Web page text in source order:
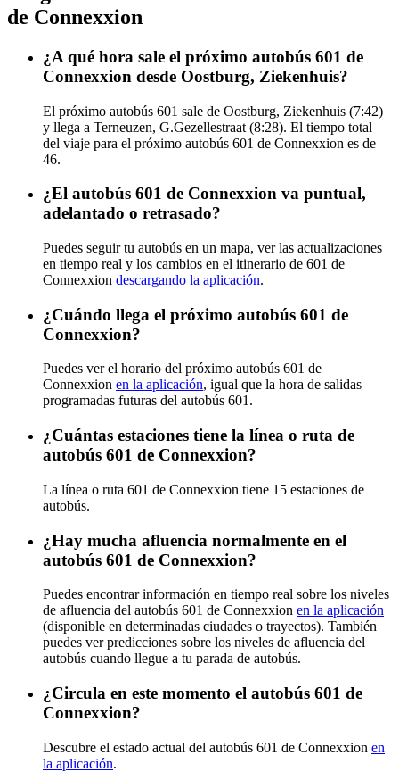
de Connexxion
¿A qué hora sale el próximo autobús 601 de
Connexxion desde Oostburg, Ziekenhuis?
El próximo autobús 601 sale de Oostburg, Ziekenhuis (7:42)
y llega a Terneuzen, G.Gezellestraat (8:28). El tiempo total
del viaje para el próximo autobús 601 de Connexxion es de
46.
¿El autobús 601 de Connexxion va puntual,
adelantado o retrasado?
Puedes seguir tu autobús en un mapa, ver las actualizaciones
en tiempo real y los cambios en el itinerario de 601 de
Connexxion descargando la aplicación.
¿Cuándo llega el próximo autobús 601 de
Connexxion?
Puedes ver el horario del próximo autobús 601 de
Connexxion en la aplicación, igual que la hora de salidas
programadas futuras del autobús 601.
¿Cuántas estaciones tiene la línea o ruta de
autobús 601 de Connexxion?
La línea o ruta 601 de Connexxion tiene 15 estaciones de
autobús.
¿Hay mucha afluencia normalmente en el
autobús 601 de Connexxion?
Puedes encontrar información en tiempo real sobre los niveles
de afluencia del autobús 601 de Connexxion en la aplicación
(disponible en determinadas ciudades o trayectos). También
puedes ver predicciones sobre los niveles de afluencia del
autobús cuando llegue a tu parada de autobús.
¿Circula en este momento el autobús 601 de
Connexxion?
Descubre el estado actual del autobús 601 de Connexxion en
la aplicación.